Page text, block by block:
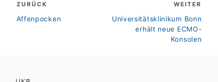
ZURÜCK
zurück
Affenpocken
WEITER
weiter
Universitätsklinikum Bonn
erhält neue ECMO-
Konsolen